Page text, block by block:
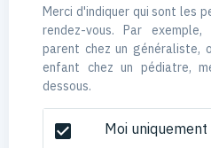
Merci d'indiquer qui sont les
rendez-vous. Par
parent chez un généraliste,
enfant chez un pédiatre,
dessous.
check_box Moi uniquement